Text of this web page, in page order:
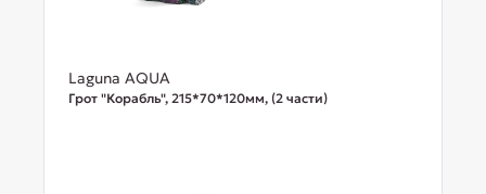
Laguna AQUA
Грот "Корабль", 215*70*120мм, (2 части)